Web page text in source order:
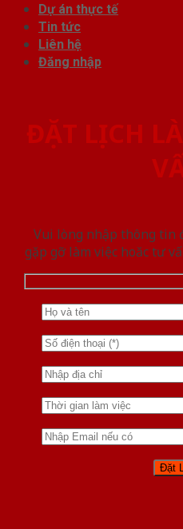
Dự án thực tế
Tin tức
Liên hệ
Đăng nhập
ĐẶT LỊCH
Vui lòng nhập thông tin
gặp gỡ làm việc hoăc tư